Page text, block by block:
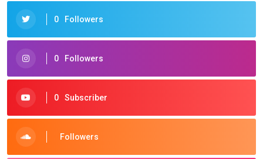
0 Followers
0 Followers
0 Subscriber
Followers